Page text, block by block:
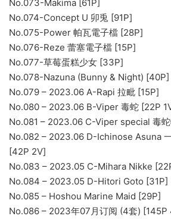
No.073-Makima [61P]
No.074-Concept U 卯兎 [91P]
No.075-Power 帕瓦電子檔 [28P]
No.076-Reze 蕾塞電子檔 [15P]
No.077-草莓蛋糕少女 [33P]
No.078-Nazuna (Bunny & Night) [40P]
No.079 – 2023.06 A-Rapi 拉毗 [15P]
No.080 – 2023.06 B-Viper 毒蛇 [22P
No.081 – 2023.06 C-Viper special 毒
No.082 – 2023.06 D-Ichinose Asuna
[42P 2V]
No.083 – 2023.05 C-Mihara Nikke
No.084 – 2023.05 D-Hitori Goto [31P]
No.085 – Hoshou Marine Maid [29P]
No.086 – 2023年07月订阅 (4套) [145P